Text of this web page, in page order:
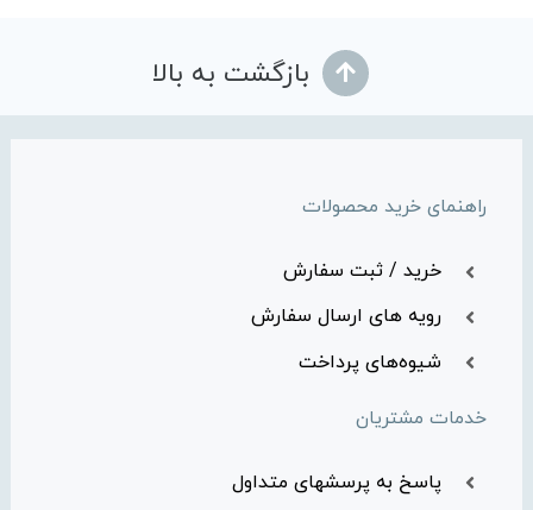
بازگشت به بالا
راهنمای خرید محصولات
خرید / ثبت سفارش
رویه های ارسال سفارش
شیوه‌های پرداخت
خدمات مشتریان
پاسخ به پرسشهای متداول